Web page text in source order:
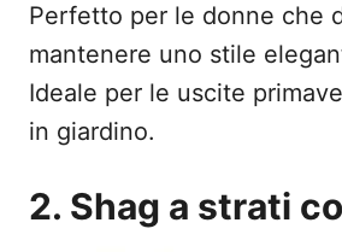
Perfetto per le donne che
mantenere uno stile
Ideale per le uscite
in giardino.
2. Shag a strati